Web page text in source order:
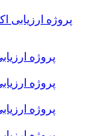
پروژه ارزیابی